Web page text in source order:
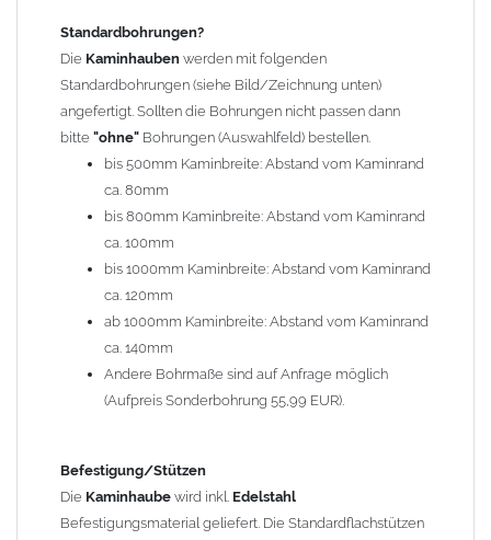
Kaminkopfabdeckung
Kaminhaubewirdohne Kaminkopfabdeckung
Kaminkopfabdeckungenfinden Sie unter "Kaminabdeckung
Es stehen insgesamt 20 verschiedene Typen zur Auswahl. Bitte
Auswahlfeldangeben.
Standardhauben siehe Auswahlfeld: 01 Haus,03 Welle
(unser Topseller)
Laube, 13 Schwalbe, 14 Sattel Welle, 15 Welle 90° gedreht,
17 Dach, 18 Plafond 2, 19 S-Line, 20 Pult
Typ 07 (Welle hoch) und 08 (Doppel Welle) haben einen
Aufpreis von 20% (bitte anfragen - Bestellung nicht über
Shop möglich).
Die Typen 02 (Bogen), 06 (Krempe), 09 (Pagode), 10
1,5mm hergestellt (Preis auf Anfrage = ca. 2-3-fache vom
1,5mm Standardpreis)
Standardbohrungen?
Die Kaminhauben werden mit folgenden
Standardbohrungen (siehe Bild/Zeichnung unten)
angefertigt. Sollten die Bohrungen nicht passen dann
bitte "ohne" Bohrungen (Auswahlfeld) bestellen.
bis 500mm Kaminbreite: Abstand vom Kaminrand
ca. 80mm
bis 800mm Kaminbreite: Abstand vom Kaminrand
ca. 100mm
bis 1000mm Kaminbreite: Abstand vom Kaminrand
ca. 120mm
ab 1000mm Kaminbreite: Abstand vom Kaminrand
ca. 140mm
Andere Bohrmaße sind auf Anfrage möglich
(Aufpreis Sonderbohrung 55,99 EUR).
Befestigung/Stützen
Die Kaminhaube wird inkl. Edelstahl
Befestigungsmaterial geliefert. Die Standardflachstützen